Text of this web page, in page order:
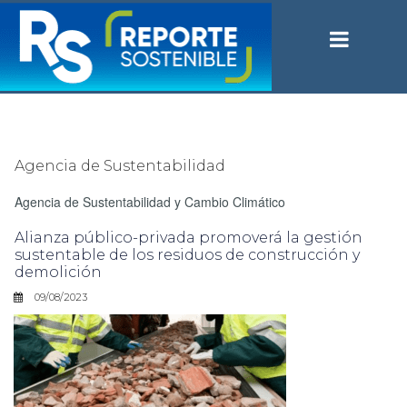
Agencia de Sustentabilidad
Agencia de Sustentabilidad y Cambio Climático
Alianza público-privada promoverá la gestión
sustentable de los residuos de construcción y
demolición
09/08/2023